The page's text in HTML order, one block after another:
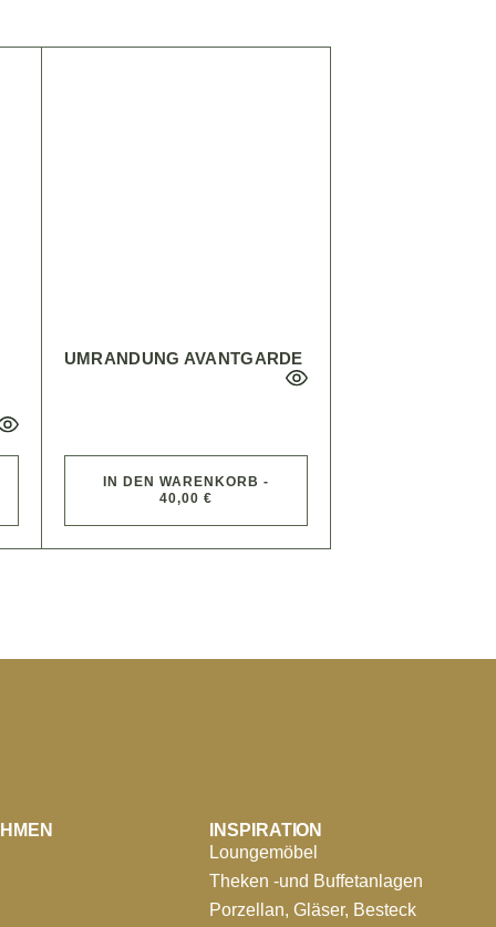
UMRANDUNG AVANTGARDE
IN DEN WARENKORB -
40,00 €
INSPIRATION
Loungemöbel
Theken -und Buffetanlagen
Porzellan, Gläser, Besteck